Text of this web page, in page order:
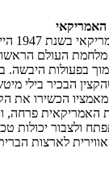
האמריקאי
העולם
בפעולות
הבכיר בילי
הכשירו
האמריקאית פרחה,
ולצבור יכולות
לארצות